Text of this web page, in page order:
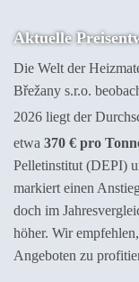
Aktuelle
Die Welt der
Břežany s.r.o.
2026 liegt der
etwa 370 € pro
Pelletinstitut (DEPI)
markiert einen
doch im
höher. Wir
Angeboten zu